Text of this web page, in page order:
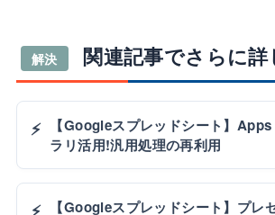
解決 関連記事でさらに詳
⚡
【Googleスプレッドシート】
ラリ活用!汎用処理の再利用
⚡
【Googleスプレッドシート】プレ